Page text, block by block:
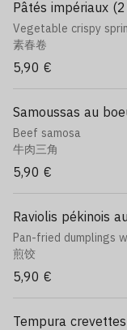
Pâtés impériaux
Vegetable crispy
素春卷
5,90 €
Samoussas au
Beef samosa
牛肉三角
5,90 €
Raviolis pékinois
Pan-fried dumplings
煎饺
5,90 €
Tempura